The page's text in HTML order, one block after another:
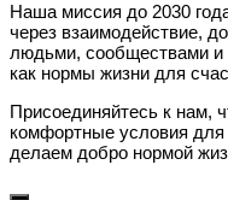
Наша миссия до 2030
через взаимодействие,
людьми, сообществами и
как нормы жизни для
Присоединяйтесь к нам,
комфортные условия
делаем добро нормой